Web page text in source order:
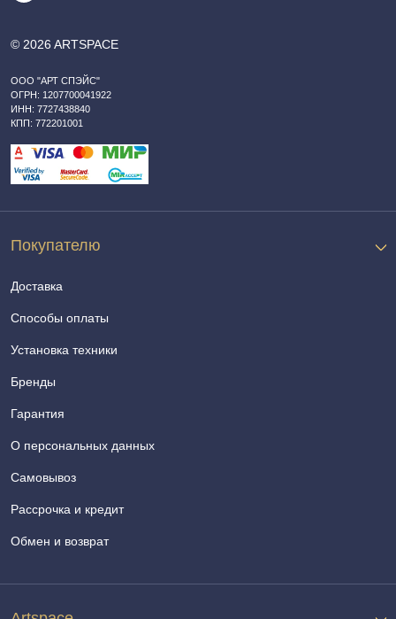
© 2026 ARTSPACE
ООО "АРТ СПЭЙС"
ОГРН: 1207700041922
ИНН: 7727438840
КПП: 772201001
Покупателю
Доставка
Способы оплаты
Установка техники
Бренды
Гарантия
О персональных данных
Самовывоз
Рассрочка и кредит
Обмен и возврат